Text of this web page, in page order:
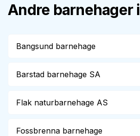
Andre barnehager i
Bangsund barnehage
Barstad barnehage SA
Flak naturbarnehage AS
Fossbrenna barnehage